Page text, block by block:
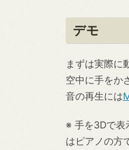
デモ
まずは実際に
空中に手をか
音の再生には
※ 手を3Dで表
はピアノの方